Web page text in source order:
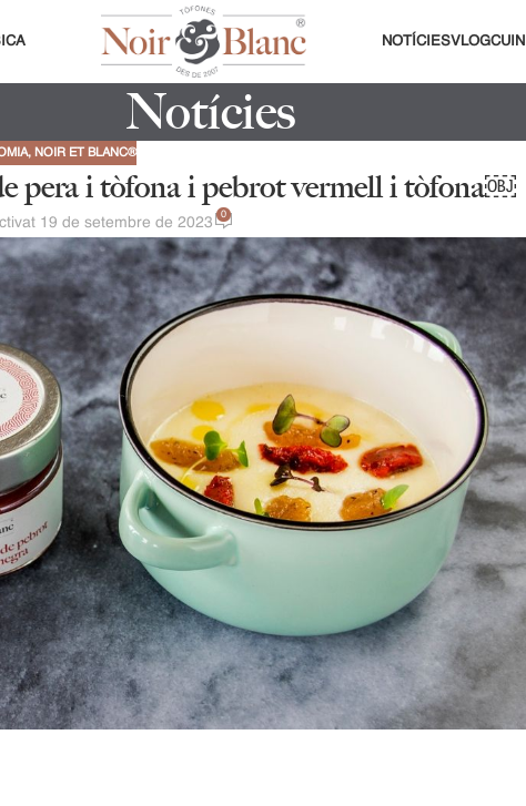
NOTÍCIESVLOG
Notícies
, NOIR ET BLANC®
pera i tòfona i pebrot vermell i tòfona￼
19 de setembre de 2023
0